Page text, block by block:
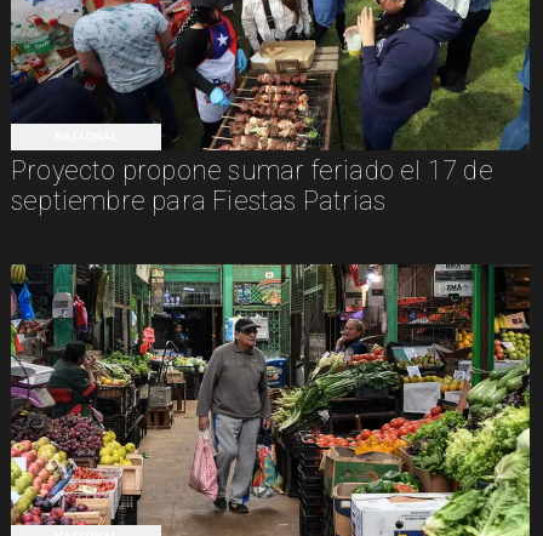
Proyecto propone sumar feriado el 17 de
septiembre para Fiestas Patrias